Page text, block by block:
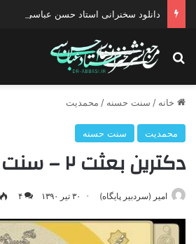
دانلود سخنرانی استاد حسن عباسی با موضوع
جستجو برای
خانه / سنت حسنه / محمدیت
محمدیت سنت حسنه
دکترین بعثت ۲ – سنت حسنه
امیر (سردبیر پایگاه) ۳۰ تیر ۱۳۹۰ ۴